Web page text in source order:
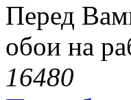
Перед
обои на
16480